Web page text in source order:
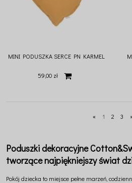
MINI PODUSZKA SERCE PN KARMEL
59,00 zł
« 1 2 3
Poduszki dekoracyjne
tworzące najpiękniejszy świat
Pokój dziecka to miejsce pełne marzeń,